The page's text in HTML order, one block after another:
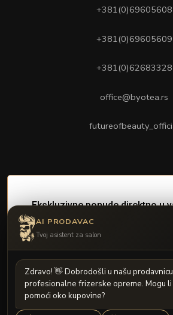
+381(0)69605608
+381(0)69605609
+381(0)62683328
office@byotea.rs
AI PRODAVAC
Tvoj asistent za salon
Zdravo! Dobrodošli u našu prodavnicu
profesionalne frizerske opreme. Mogu li
pomoći oko kupovine?